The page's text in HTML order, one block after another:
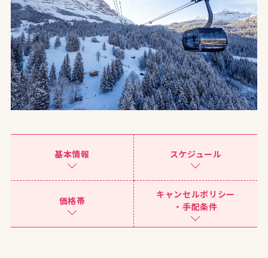
基本情報 スケジュール
価格帯
キャンセルポリシー
・手配条件